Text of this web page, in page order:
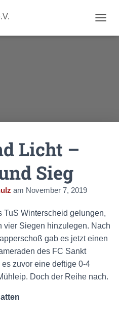
A
U
Licht –
Sieg
am November 7, 2019
TuS Winterscheid gelungen,
vier Siegen hinzulegen. Nach
gab es jetzt einen
des FC Sankt
zuvor eine deftige 0-4
Doch der Reihe nach.